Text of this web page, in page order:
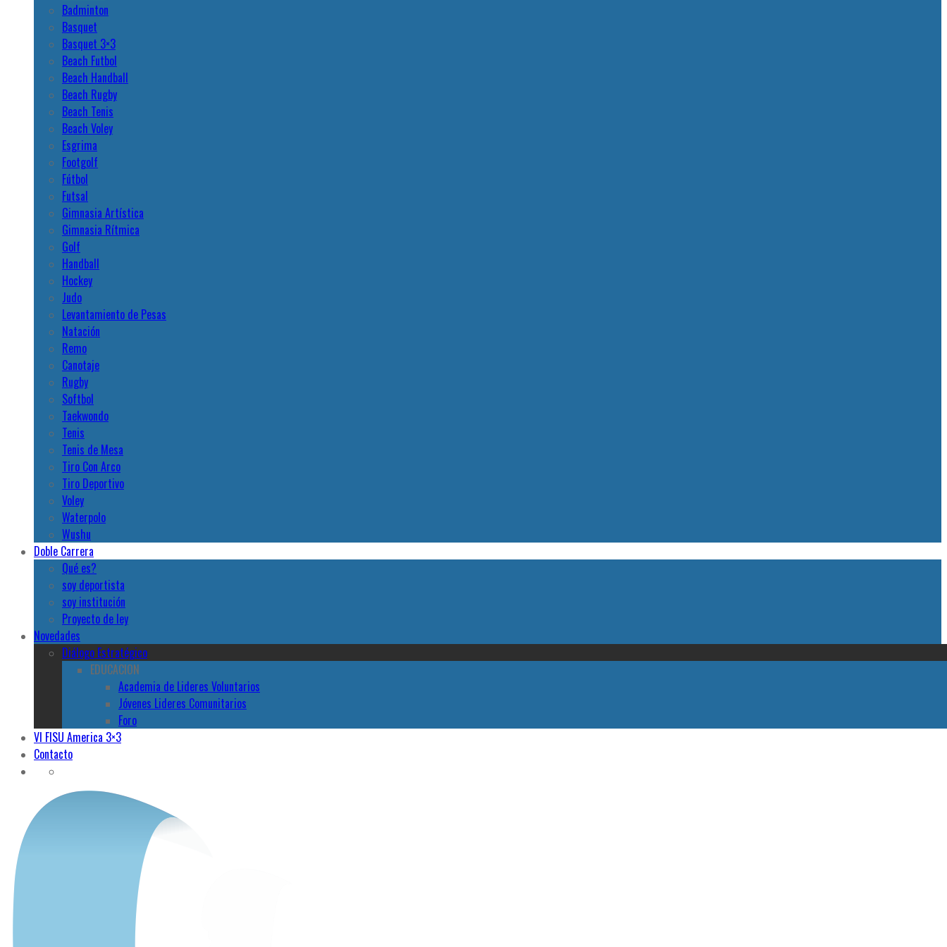
Badminton
Basquet
Basquet 3×3
Beach Futbol
Beach Handball
Beach Rugby
Beach Tenis
Beach Voley
Esgrima
Footgolf
Fútbol
Futsal
Gimnasia Artística
Gimnasia Rítmica
Golf
Handball
Hockey
Judo
Levantamiento de Pesas
Natación
Remo
Canotaje
Rugby
Softbol
Taekwondo
Tenis
Tenis de Mesa
Tiro Con Arco
Tiro Deportivo
Voley
Waterpolo
Wushu
Doble Carrera
Qué es?
soy deportista
soy institución
Proyecto de ley
Novedades
Diálogo Estratégico
EDUCACION
Academia de Lideres Voluntarios
Jóvenes Lideres Comunitarios
Foro
VI FISU America 3×3
Contacto